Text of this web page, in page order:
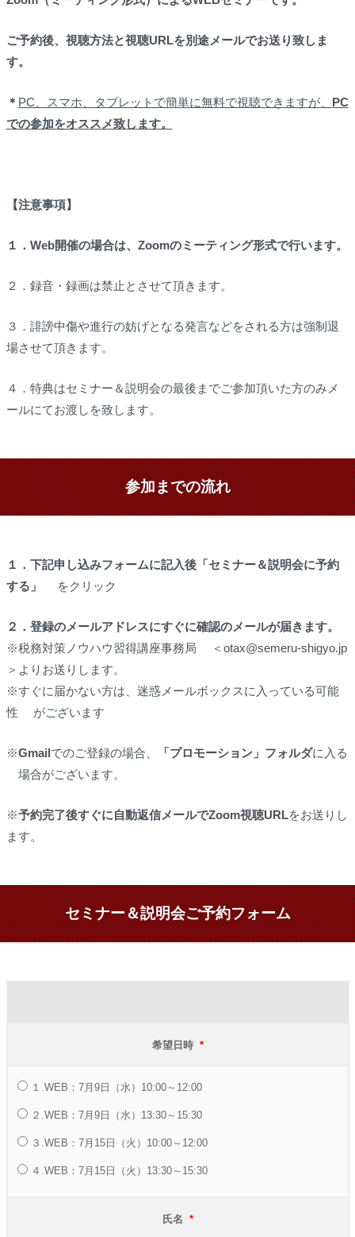
ご予約後、視聴方法と視聴URLを別途メールでお送り致しま
す。
＊ PC、スマホ、タブレットで簡単に無料で視聴できますが、 PC
での参加をオススメ致します。
【注意事項】
１．Web開催の場合は、Zoomのミーティング形式で行います。
２．録音・録画は禁止とさせて頂きます。
３．誹謗中傷や進行の妨げとなる発言などをされる方は強制退
場させて頂きます。
４．特典はセミナー＆説明会の最後までご参加頂いた方のみメ
ールにてお渡しを致します。
参加までの流れ
１． 下記申し込みフォームに記入後「セミナー＆説明会に予約
する」
をクリック
２． 登録のメールアドレスにすぐに確認のメールが届きます。
※税務対策ノウハウ習得講座事務局 ＜otax@semeru-shigyo.jp
＞よりお送りします。
※すぐに届かない方は、迷惑メールボックスに入っている可能
性 がございます
※Gmailでのご登録の場合、 「プロモーション」フォルダに入る
場合がございます。
※予約完了後すぐに自動返信メールでZoom視聴URLをお送りし
ます。
セミナー＆説明会ご予約フォーム
希望日時 *
１.WEB：7月9日（水）10:00～12:00
２.WEB：7月9日（水）13:30～15:30
３.WEB：7月15日（火）10:00～12:00
４.WEB：7月15日（火）13:30～15:30
氏名 *